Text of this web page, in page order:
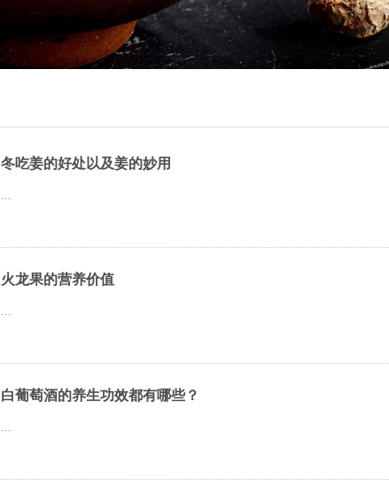
冬吃姜的好处以及姜的妙用
...
火龙果的营养价值
...
白葡萄酒的养生功效都有哪些？
...